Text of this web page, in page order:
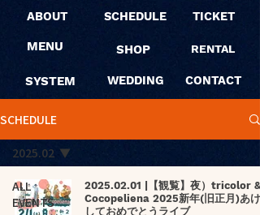
ABOUT
MENU
SYSTEM
SCHEDULE
SHOP
WEDDING
TICKET
RENTAL
CONTACT
SCHEDULE
ALL
EVENTS
2025.02
2025.02.01 |【観覧】夜）tricolor &
Cocopeliena 2025新年(旧正月)あけ
しておめでとうライブ